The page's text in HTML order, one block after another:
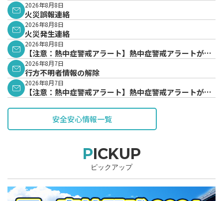
2026年8月8日
火災誤報連絡
2026年8月8日
火災発生連絡
2026年8月8日
【注意：熱中症警戒アラート】熱中症警戒アラートが発
表されています。
2026年8月7日
行方不明者情報の解除
2026年8月7日
【注意：熱中症警戒アラート】熱中症警戒アラートが発
安全安心情報一覧
PICKUP
ピックアップ